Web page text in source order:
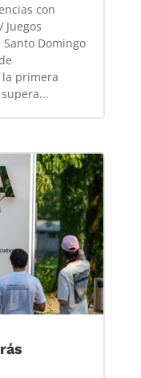
con
Juegos
Domingo
primera